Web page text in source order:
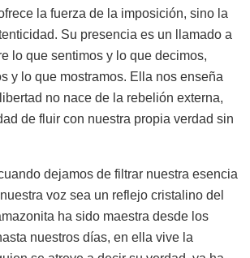
la fuerza de la imposición, sino la
Su presencia es un llamado a
lo que sentimos y lo que decimos,
y lo que mostramos. Ella nos enseña
no nace de la rebelión externa,
de fluir con nuestra propia verdad sin
dejamos de filtrar nuestra esencia
voz sea un reflejo cristalino del
ha sido maestra desde los
nuestros días, en ella vive la